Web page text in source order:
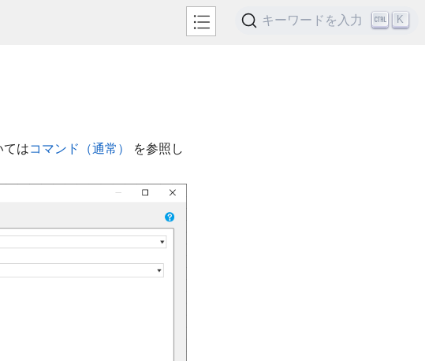
キーワードを入力 K
はコマンド（通常）
を参照し